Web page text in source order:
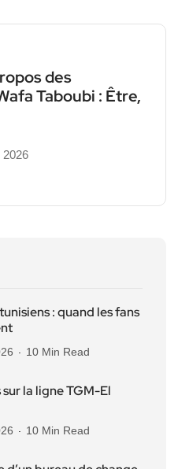
des
Taboubi : Être,
2026
: quand les fans
10 Min Read
la ligne TGM-El
10 Min Read